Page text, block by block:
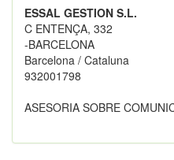
ESSAL GESTION S.L.
C ENTENÇA, 332
-BARCELONA
Barcelona / Cataluna
932001798
ASESORIA SOBRE